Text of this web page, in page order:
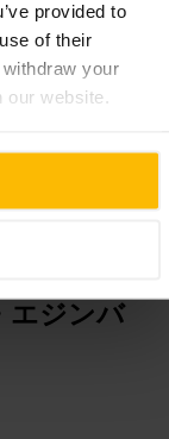
provided to
of their
your
our website.
しているため、
エジンバ